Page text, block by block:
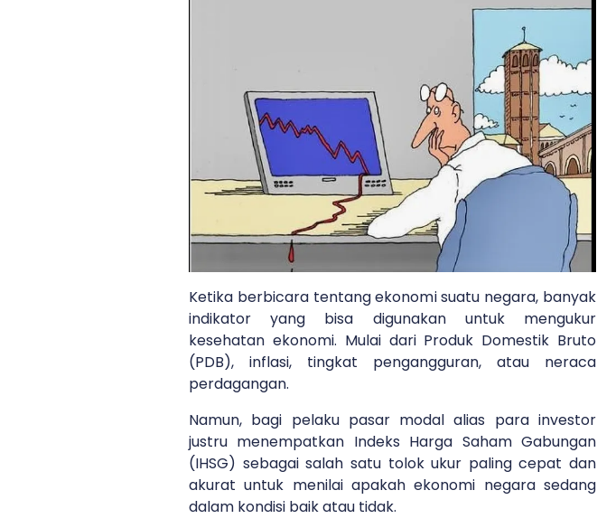
Ketika berbicara tentang ekonomi suatu negara, banyak
indikator yang bisa digunakan untuk mengukur
kesehatan ekonomi. Mulai dari Produk Domestik Bruto
(PDB), inflasi, tingkat pengangguran, atau neraca
perdagangan.
Namun, bagi pelaku pasar modal alias para investor
justru menempatkan Indeks Harga Saham Gabungan
(IHSG) sebagai salah satu tolok ukur paling cepat dan
akurat untuk menilai apakah ekonomi negara sedang
dalam kondisi baik atau tidak.